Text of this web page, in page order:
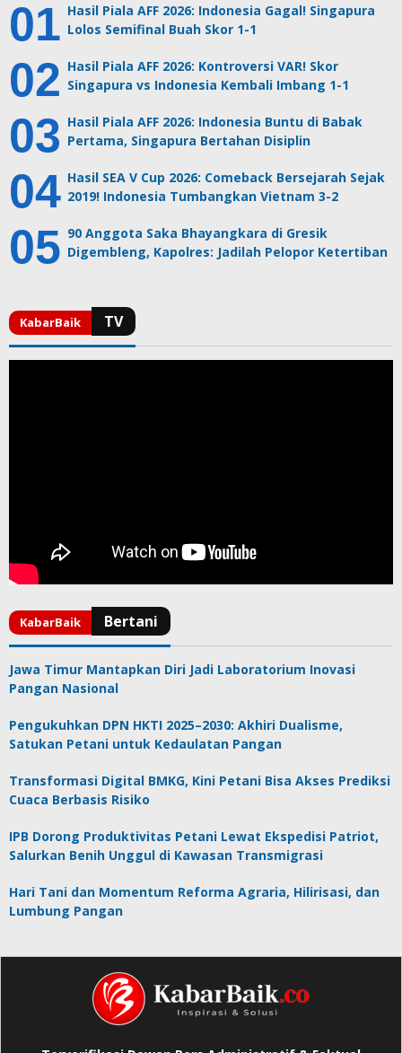
Hasil Piala AFF 2026: Indonesia Gagal! Singapura
Lolos Semifinal Buah Skor 1-1
Hasil Piala AFF 2026: Kontroversi VAR! Skor
Singapura vs Indonesia Kembali Imbang 1-1
Hasil Piala AFF 2026: Indonesia Buntu di Babak
Pertama, Singapura Bertahan Disiplin
Hasil SEA V Cup 2026: Comeback Bersejarah Sejak
2019! Indonesia Tumbangkan Vietnam 3-2
90 Anggota Saka Bhayangkara di Gresik
Digembleng, Kapolres: Jadilah Pelopor Ketertiban
Jawa Timur Mantapkan Diri Jadi Laboratorium Inovasi
Pangan Nasional
Pengukuhkan DPN HKTI 2025–2030: Akhiri Dualisme,
Satukan Petani untuk Kedaulatan Pangan
Transformasi Digital BMKG, Kini Petani Bisa Akses Prediksi
Cuaca Berbasis Risiko
IPB Dorong Produktivitas Petani Lewat Ekspedisi Patriot,
Salurkan Benih Unggul di Kawasan Transmigrasi
Hari Tani dan Momentum Reforma Agraria, Hilirisasi, dan
Lumbung Pangan